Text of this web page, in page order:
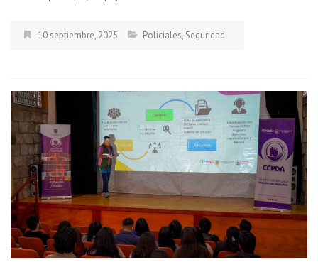
10 septiembre, 2025 Policiales, Seguridad